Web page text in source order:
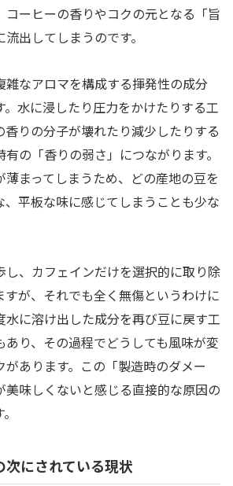
コーヒーの香りやコクの元となる「旨
出してしまうのです。
雑なアロマを構成する揮発性の成分
。水に浸したり圧力をかけたりする工
りの分子が壊れたり減少したりする
の「香りの弱さ」につながります。
まってしまうため、どの産地の豆を
平板な味に感じてしまうことも少な
し、カフェインだけを選択的に取り除
すが、それでも全く無傷というわけに
水に溶け出した成分を再び豆に戻す工
り、その過程でどうしても風味が変
あります。この「製造時のダメー
美味しくないと感じる直接的な原因の
にされている現状